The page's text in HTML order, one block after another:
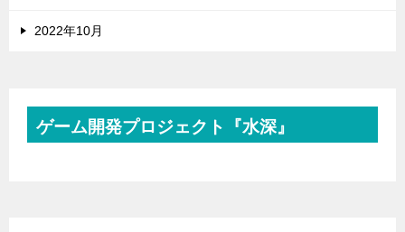
2022年10月
ゲーム開発プロジェクト『水深』